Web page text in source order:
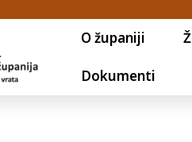
O županiji
Dokumenti